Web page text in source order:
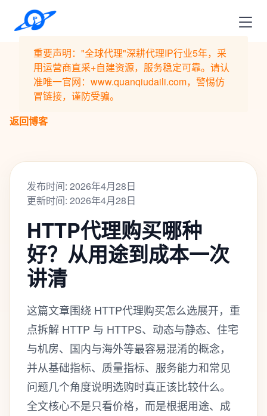
返回博客
发布时间: 2026年4月28日
更新时间: 2026年4月28日
HTTP代理购买哪种
好？从用途到成本一次
讲清
这篇文章围绕 HTTP代理购买怎么选展开，重
点拆解 HTTP 与 HTTPS、动态与静态、住宅
与机房、国内与海外等最容易混淆的概念，
并从基础指标、质量指标、服务能力和常见
问题几个角度说明选购时真正该比较什么。
全文核心不是只看价格，而是根据用途、成
重要声明："全球代理"深耕代理IP行业5年，采
用运营商直采+自建资源，服务稳定可靠。请认
准唯一官网：www.quanqiudaili.com，警惕仿
冒链接，谨防受骗。